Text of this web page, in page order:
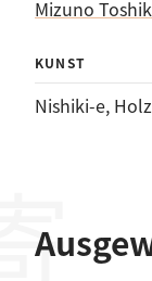
Mizuno
KUNST
Nishiki-e,